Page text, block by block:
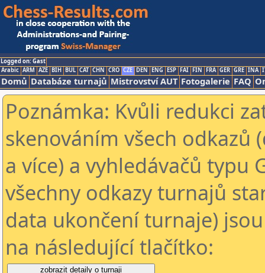
Logged on: Gast
Arabic ARM AZE BIH BUL CAT CHN CRO CZE DEN ENG ESP FAI FIN FRA GER GRE INA
Domů Databáze turnajů Mistrovství AUT Fotogalerie FAQ
Poznámka: Kvůli redukci
skenováním všech odkazů
a více) a vyhledávačů typu
všechny odkazy turnajů
data ukončení turnaje)
na následující tlačítko: